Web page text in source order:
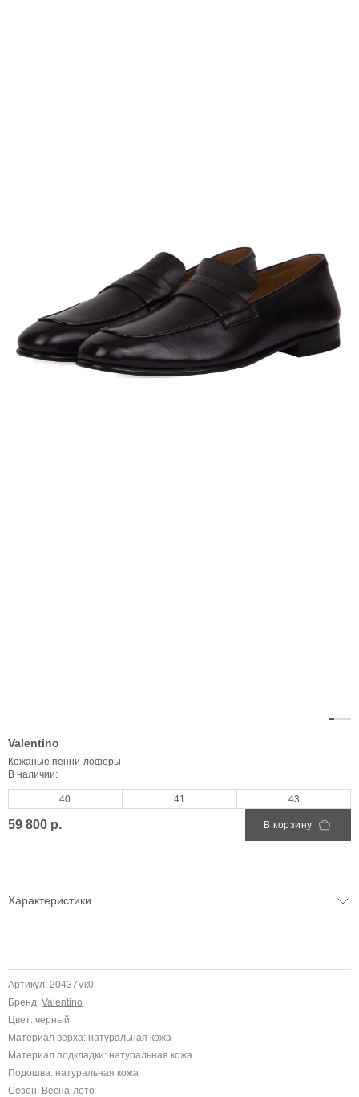
Valentino
Кожаные пенни-лоферы
В наличии:
40 41 43
59 800 р. В корзину
Характеристики
Артикул: 20437Vк0
Бренд: Valentino
Цвет: черный
Материал верха: натуральная кожа
Материал подкладки: натуральная кожа
Подошва: натуральная кожа
Сезон: Весна-лето